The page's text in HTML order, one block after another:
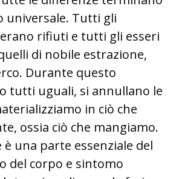
universale. Tutti gli
rifiuti e tutti gli esseri
di nobile estrazione,
Durante questo
tutti uguali, si annullano le
in ciò che
ossia ciò che mangiamo.
è una parte essenziale del
del corpo e sintomo